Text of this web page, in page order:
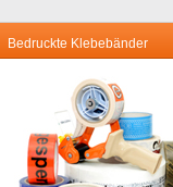
Bedruckte Klebebänder